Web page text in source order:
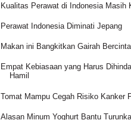
Kualitas Perawat di Indonesia Masih
Perawat Indonesia Diminati Jepang
Makan ini Bangkitkan Gairah Bercinta
Empat Kebiasaan yang Harus
Hamil
Tomat Mampu Cegah Risiko Kanker
Alasan Minum Yoghurt Bantu